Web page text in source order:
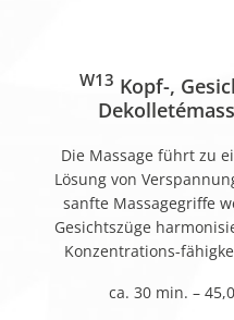
W13 Kopf-,
Die Massage führt zu
Lösung von
sanfte Massagegriffe
Gesichtszüge
Konzentrations-
ca. 30 min. –